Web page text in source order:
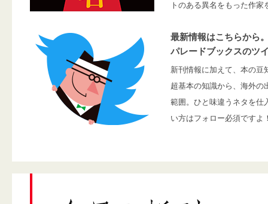
トのある異名をもった作家
最新情報はこちらから
パレードブックスのツ
新刊情報に加えて、本の豆
超基本の知識から、海外の
範囲。ひと味違うネタを仕
い方はフォロー必須ですよ